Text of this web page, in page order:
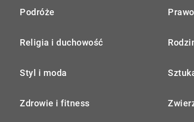
Podróże
Religia i duchowość
Styl i moda
Zdrowie i fitness